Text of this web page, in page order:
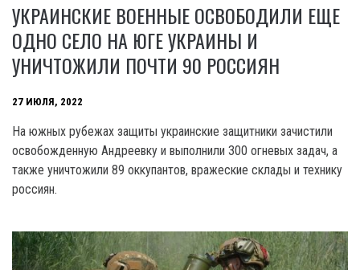
УКРАИНСКИЕ ВОЕННЫЕ ОСВОБОДИЛИ ЕЩЕ
ОДНО СЕЛО НА ЮГЕ УКРАИНЫ И
УНИЧТОЖИЛИ ПОЧТИ 90 РОССИЯН
27 ИЮЛЯ, 2022
На южных рубежах защиты украинские защитники зачистили
освобожденную Андреевку и выполнили 300 огневых задач, а
также уничтожили 89 оккупантов, вражеские склады и технику
россиян.